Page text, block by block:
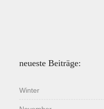
neueste Beiträge:
Winter